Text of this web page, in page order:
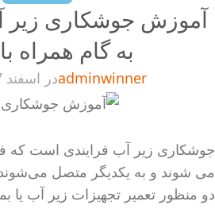
آموزش جوشکاری زیر
به گام همراه
adminwinnerدر اسفند 17, 1402
جوشکاری زیر آب فرایندی است که
می شوند و به یکدیگر متصل
دو منظور تعمیر تجهیزات زیر آب یا